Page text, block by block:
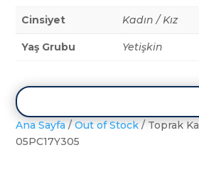
Cinsiyet Kadın / Kız
Yaş Grubu Yetişkin
Ana Sayfa /Out of Stock / Toprak
05PC17Y305